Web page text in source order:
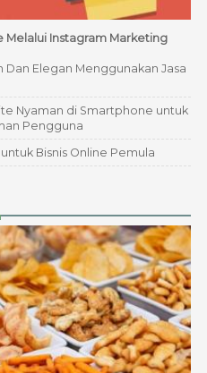
Melalui Instagram Marketing
Dan Elegan Menggunakan Jasa
Nyaman di Smartphone untuk
Pengguna
Bisnis Online Pemula